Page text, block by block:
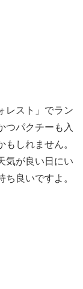
レスト」でラン
つパクチーも入
しれません。
気が良い日にい
良いですよ。